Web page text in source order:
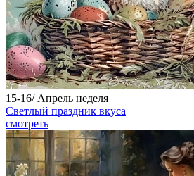
15-16/ Апрель неделя
Светлый праздник вкуса
смотреть